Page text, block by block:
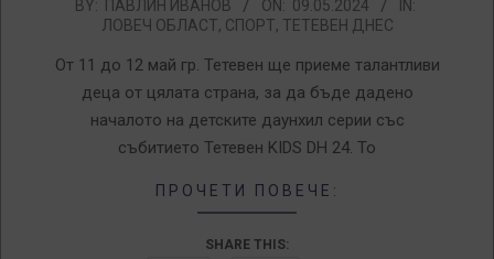
2024-
09
BY: ПАВЛИН ИВАНОВ ON: 09.05.2024
IN:
ЛОВЕЧ ОБЛАСТ, СПОРТ, ТЕТЕВЕН ДНЕС
От 11 до 12 май гр. Тетевен ще приеме талантливи
деца от цялата страна, за да бъде дадено
началото на детските даунхил серии със
събитието Тетевен KIDS DH 24. То
ПРОЧЕТИ ПОВЕЧЕ:
SHARE THIS: